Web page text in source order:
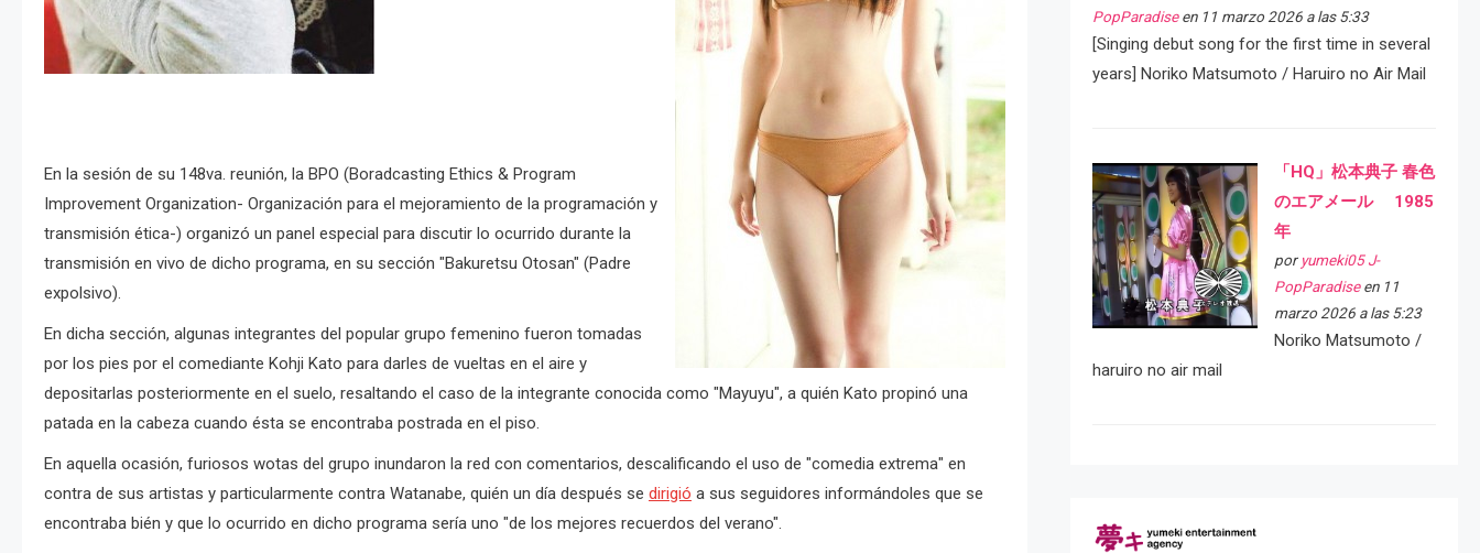
En la sesión de su 148va. reunión, la BPO (Boradcasting Ethics & Program
Improvement Organization- Organización para el mejoramiento de la programación y
transmisión ética-) organizó un panel especial para discutir lo ocurrido durante la
transmisión en vivo de dicho programa, en su sección "Bakuretsu Otosan" (Padre
expolsivo).
En dicha sección, algunas integrantes del popular grupo femenino fueron tomadas
por los pies por el comediante Kohji Kato para darles de vueltas en el aire y
depositarlas posteriormente en el suelo, resaltando el caso de la integrante conocida como "Mayuyu", a quién Kato propinó una
patada en la cabeza cuando ésta se encontraba postrada en el piso.
En aquella ocasión, furiosos wotas del grupo inundaron la red con comentarios, descalificando el uso de "comedia extrema" en
contra de sus artistas y particularmente contra Watanabe, quién un día después se dirigió a sus seguidores informándoles que se
encontraba bién y que lo ocurrido en dicho programa sería uno "de los mejores recuerdos del verano".
PopParadiseen 11 marzo 2026 a las 5:33
[Singing debut song for the first time in several
years] Noriko Matsumoto / Haruiro no Air Mail
「HQ」松本典子 春色
のエアメール 1985
年
por yumeki05 J-
PopParadiseen 11
marzo 2026 a las 5:23
Noriko Matsumoto /
haruiro no air mail